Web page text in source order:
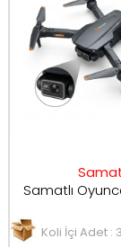
Koli İçi Adet :